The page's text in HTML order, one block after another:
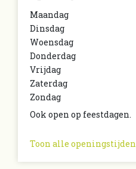
Maandag
Dinsdag
Woensdag
Donderdag
Vrijdag
Zaterdag
Zondag
Ook open op feestdagen.
Toon alle openingstijden